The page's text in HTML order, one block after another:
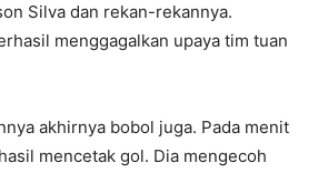
Silva dan rekan-rekannya.
menggagalkan upaya tim tuan
akhirnya bobol juga. Pada menit
mencetak gol. Dia mengecoh